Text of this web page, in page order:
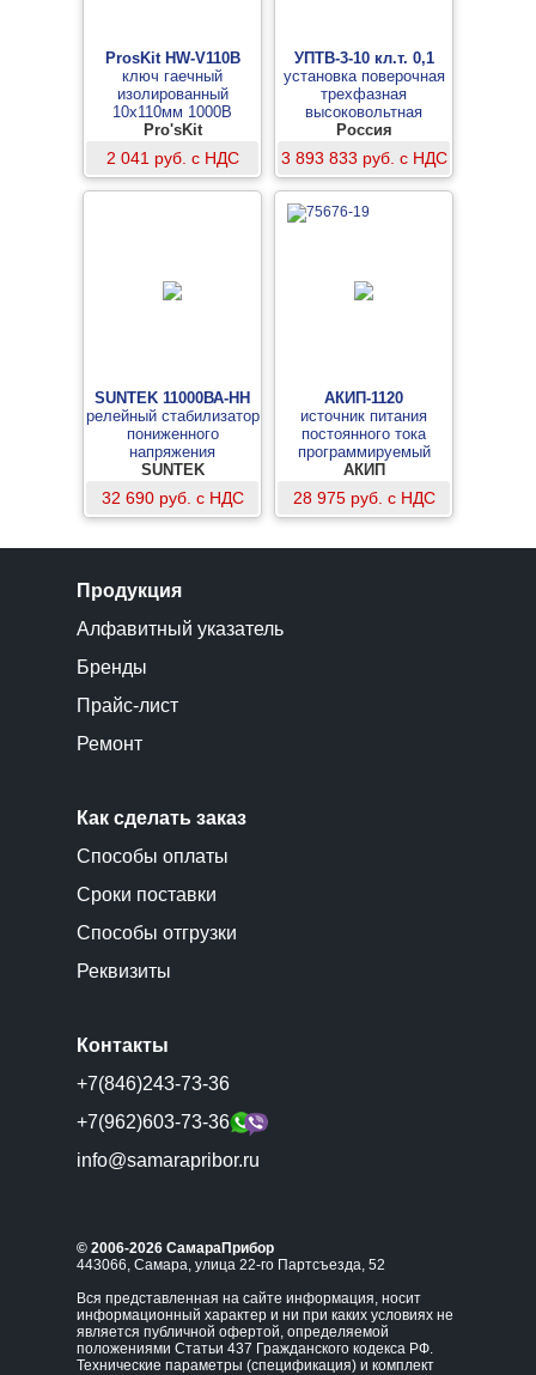
ProsKit HW-V110B
ключ гаечный
изолированный
10х110мм 1000В
Pro'sKit
2 041 руб. с НДС
УПТВ-3-10 кл.т. 0,1
установка поверочная
трехфазная
высоковольтная
Россия
3 893 833 руб. с НДС
SUNTEK 11000ВА-НН
релейный стабилизатор
пониженного
напряжения
SUNTEK
32 690 руб. с НДС
АКИП-1120
источник питания
постоянного тока
программируемый
АКИП
28 975 руб. с НДС
Продукция
Алфавитный указатель
Бренды
Прайс-лист
Ремонт
Как сделать заказ
Способы оплаты
Сроки поставки
Способы отгрузки
Реквизиты
Контакты
+7(846)243-73-36
+7(962)603-73-36
info@samarapribor.ru
© 2006-2026 СамараПрибор
443066, Самара, улица 22-го Партсъезда, 52
Вся представленная на сайте информация, носит
информационный характер и ни при каких условиях не
является публичной офертой, определяемой
положениями Статьи 437 Гражданского кодекса РФ.
Технические параметры (спецификация) и комплект